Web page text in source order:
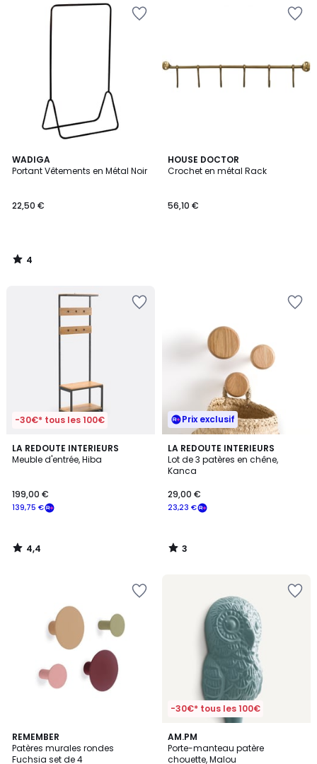
WADIGA
Portant Vêtements en Métal Noir
22,50 €
4
/
4
/
HOUSE DOCTOR
Crochet en métal Rack
56,10 €
-30€* tous les 100€
LA REDOUTE INTERIEURS
Meuble d'entrée, Hiba
139,75 €
199,00 €
4,4
/ 5
4,4
/
Prix exclusif
LA REDOUTE INTERIEURS
Lot de 3 patères en chêne,
Kanca
23,23 €
29,00 €
3
/
5
3
/
REMEMBER
Patères murales rondes
Fuchsia set de 4
-30€* tous les 100€
AM.PM
Porte-manteau patère
chouette, Malou
4,6
/ 5